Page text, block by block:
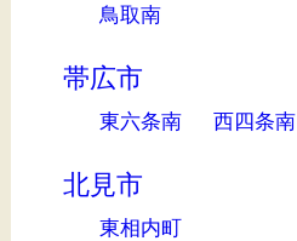
鳥取南
帯広市
東六条南 西四条南
北見市
東相内町